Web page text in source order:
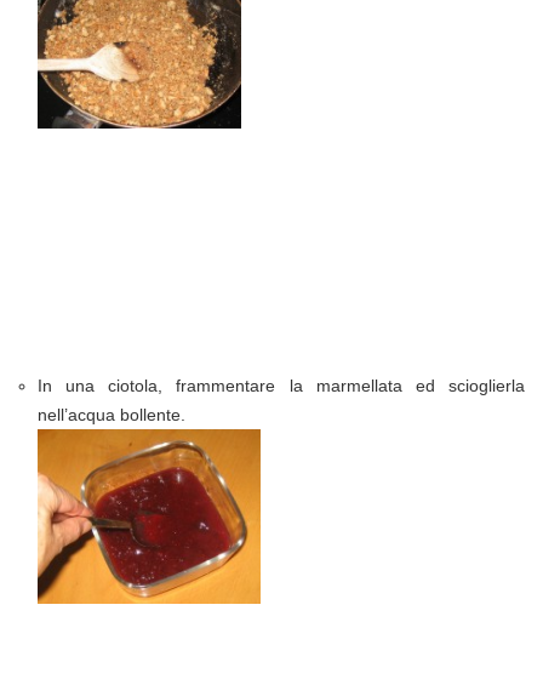
In una ciotola, frammentare la marmellata ed scioglierla
nell’acqua bollente.